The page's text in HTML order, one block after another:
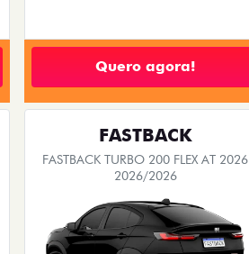
Quero agora!
FASTBACK
FASTBACK TURBO 200 FLEX AT 2026
2026/2026